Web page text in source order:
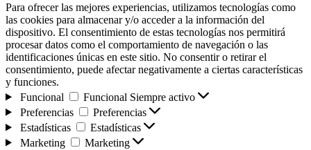
Para ofrecer las mejores experiencias, utilizamos tecnologías como
las cookies para almacenar y/o acceder a la información del
dispositivo. El consentimiento de estas tecnologías nos permitirá
procesar datos como el comportamiento de navegación o las
identificaciones únicas en este sitio. No consentir o retirar el
consentimiento, puede afectar negativamente a ciertas características
y funciones.
Funcional
Funcional Siempre activo
Preferencias
Preferencias
Estadísticas
Estadísticas
Marketing
Marketing